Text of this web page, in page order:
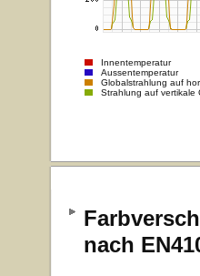
Innentemperatur
Aussentemperatur
Globalstrahlung auf
Strahlung auf vertikale
nach